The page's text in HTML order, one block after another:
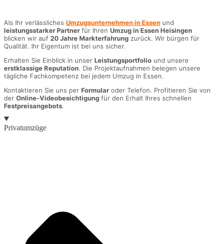
Als Ihr verlässliches Umzugsunternehmen in Essen und
leistungsstarker Partner für Ihren Umzug in Essen Heisingen
blicken wir auf 20 Jahre Markterfahrung zurück. Wir bürgen für
Qualität. Ihr Eigentum ist bei uns sicher.
Erhalten Sie Einblick in unser Leistungsportfolio und unsere
erstklassige Reputation. Die Projektaufnahmen belegen unsere
tägliche Fachkompetenz bei jedem Umzug in Essen.
Kontaktieren Sie uns per Formular oder Telefon. Profitieren Sie von
der Online-Videobesichtigung für den Erhalt Ihres schnellen
Festpreisangebots.
Privatumzüge